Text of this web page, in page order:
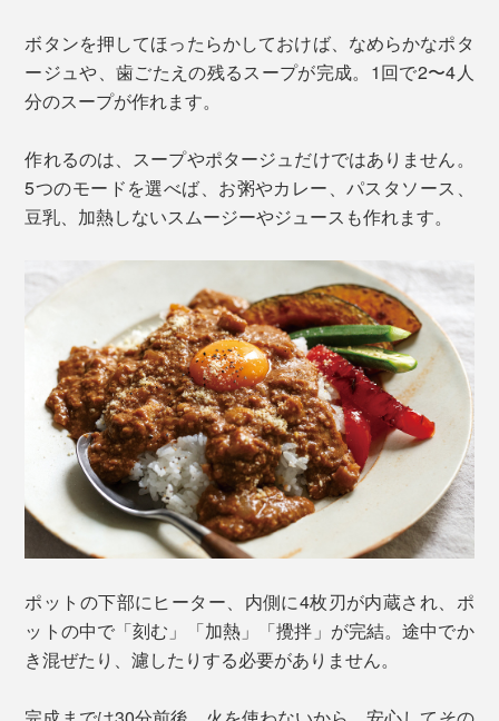
ボタンを押してほったらかしておけば、なめらかなポタ
ージュや、歯ごたえの残るスープが完成。1回で2〜4人
分のスープが作れます。
作れるのは、スープやポタージュだけではありません。
5つのモードを選べば、お粥やカレー、パスタソース、
豆乳、加熱しないスムージーやジュースも作れます。
ポットの下部にヒーター、内側に4枚刃が内蔵され、ポ
ットの中で「刻む」「加熱」「攪拌」が完結。途中でか
き混ぜたり、濾したりする必要がありません。